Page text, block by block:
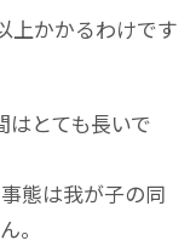
上かかるわけです
とても長いで
態は我が子の同
。